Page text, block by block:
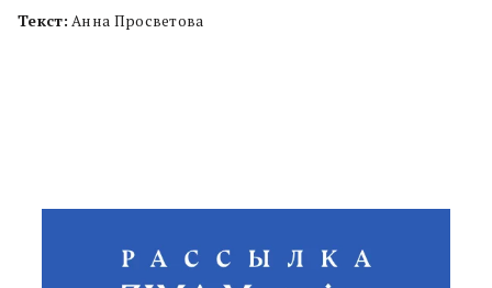
Текст: Анна Просветова